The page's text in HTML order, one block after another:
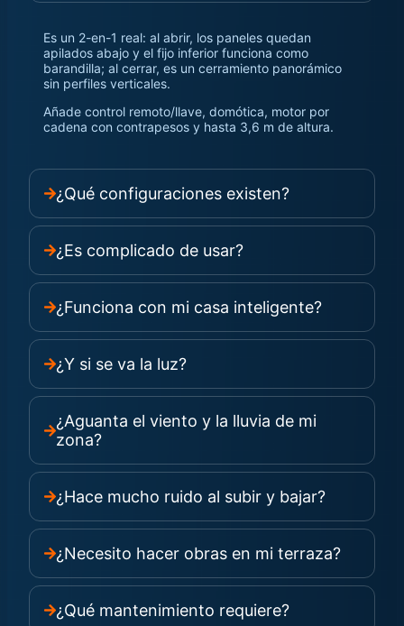
Es un 2-en-1 real: al abrir, los paneles quedan
apilados abajo y el fijo inferior funciona como
barandilla; al cerrar, es un cerramiento panorámico
sin perfiles verticales.
Añade control remoto/llave, domótica, motor por
cadena con contrapesos y hasta 3,6 m de altura.
¿Qué configuraciones existen?
¿Es complicado de usar?
¿Funciona con mi casa inteligente?
¿Y si se va la luz?
¿Aguanta el viento y la lluvia de mi
zona?
¿Hace mucho ruido al subir y bajar?
¿Necesito hacer obras en mi terraza?
¿Qué mantenimiento requiere?